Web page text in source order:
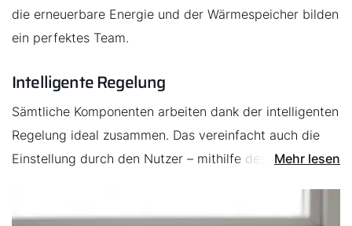
die erneuerbare Energie und der Wärmespeicher bilden
ein perfektes Team.
Intelligente Regelung
Sämtliche Komponenten arbeiten dank der intelligenten
Regelung ideal zusammen. Das vereinfacht auch die
Einstellung durch den Nutzer – mithilfe des
Mehr lesen
Servus!
Wie können wir Ihnen helfen?
Service kontaktieren
Produktberatung